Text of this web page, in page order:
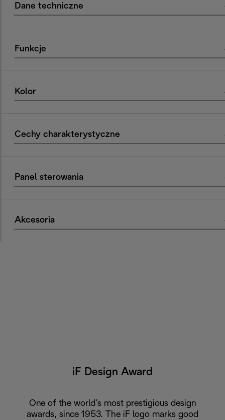
Dane techniczne
Funkcje
Kolor
Cechy charakterystyczne
Panel sterowania
Akcesoria
iF Design Award
One of the world’s most prestigious design
awards, since 1953. The iF logo marks good